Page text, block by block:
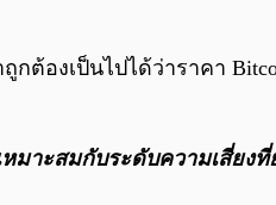
ต้องเป็นไปได้ว่าราคา
มาะสมกับระดับความเสี่ยง